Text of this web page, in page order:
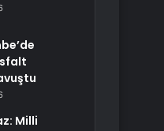
Milli